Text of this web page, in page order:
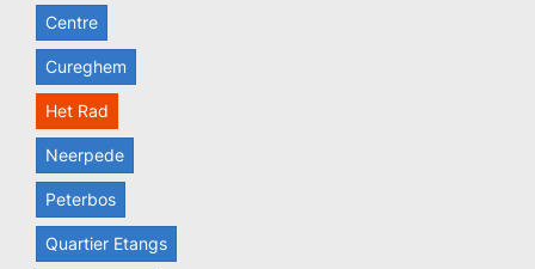
Centre
Cureghem
Het Rad
Neerpede
Peterbos
Quartier Etangs